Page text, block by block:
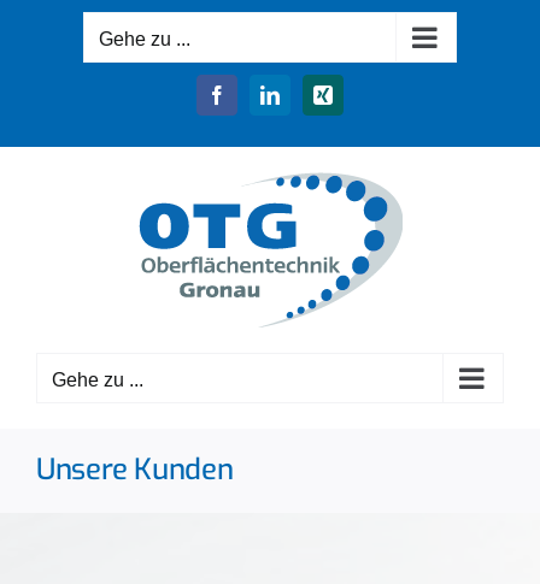
Gehe zu ...
FacebookLinkedInXing
Gehe zu ...
Unsere Kunden